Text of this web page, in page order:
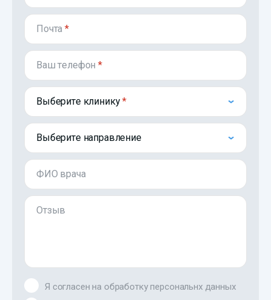
Почта*
Ваш телефон*
Выберите клинику
Выберите направление
ФИО врача
Отзыв
Я согласен на обработку персональнх данных